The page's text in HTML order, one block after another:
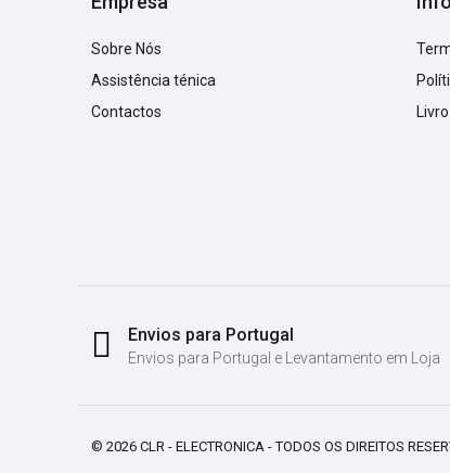
Sobre Nós
Assistência ténica
Contactos
Envios para Portugal
Envios para Portugal e Levantamento em Loja
© 2026 CLR - ELECTRONICA - TODOS OS DIREITOS